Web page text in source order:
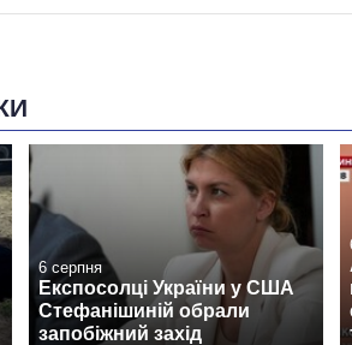
6 серпня
Експосолці України у США
Стефанішиній обрали
запобіжний захід